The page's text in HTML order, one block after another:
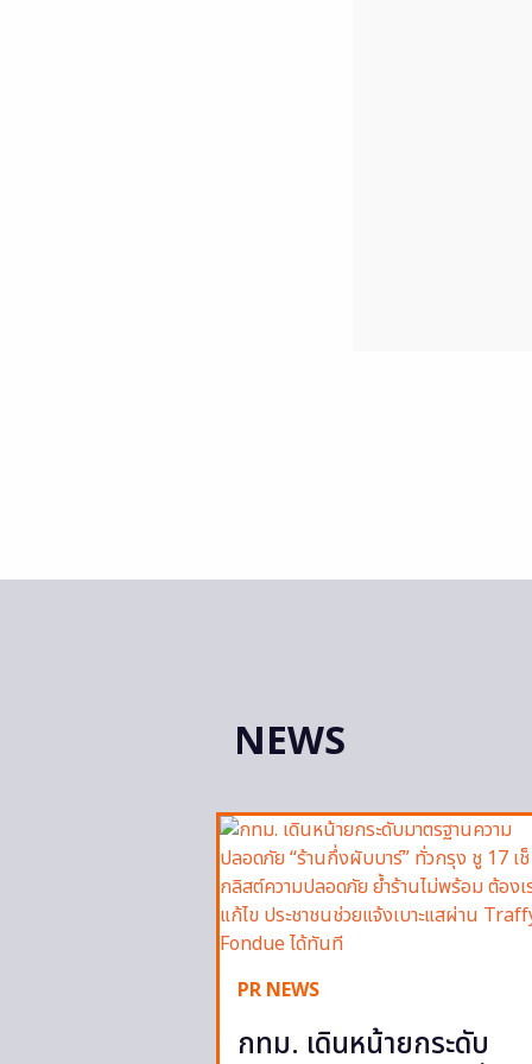
NEWS
PR NEWS
กทม. เดินหน้ายกระดับ